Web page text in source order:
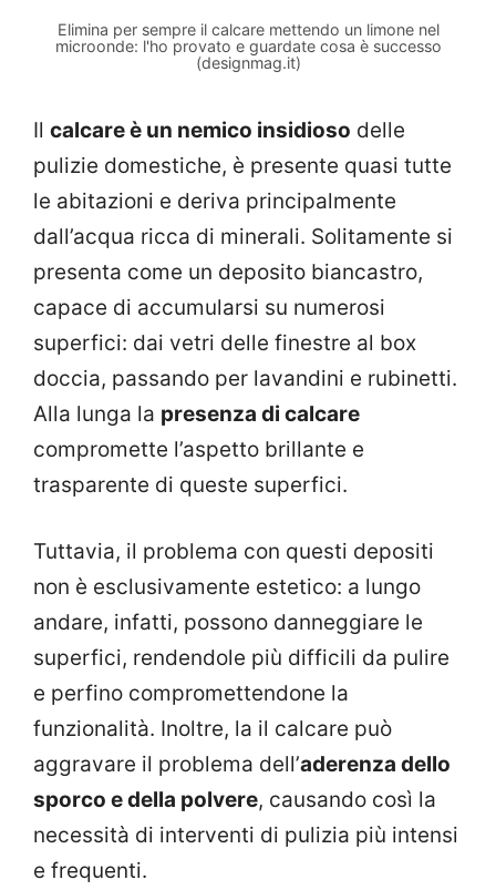
Elimina per sempre il calcare mettendo un limone nel
microonde: l'ho provato e guardate cosa è successo
(designmag.it)
Il calcare è un nemico insidioso delle
pulizie domestiche, è presente quasi tutte
le abitazioni e deriva principalmente
dall’acqua ricca di minerali. Solitamente si
presenta come un deposito biancastro,
capace di accumularsi su numerosi
superfici: dai vetri delle finestre al box
doccia, passando per lavandini e rubinetti.
Alla lunga la presenza di calcare
compromette l’aspetto brillante e
trasparente di queste superfici.
Tuttavia, il problema con questi depositi
non è esclusivamente estetico: a lungo
andare, infatti, possono danneggiare le
superfici, rendendole più difficili da pulire
e perfino compromettendone la
funzionalità. Inoltre, la il calcare può
aggravare il problema dell’aderenza dello
sporco e della polvere, causando così la
necessità di interventi di pulizia più intensi
e frequenti.